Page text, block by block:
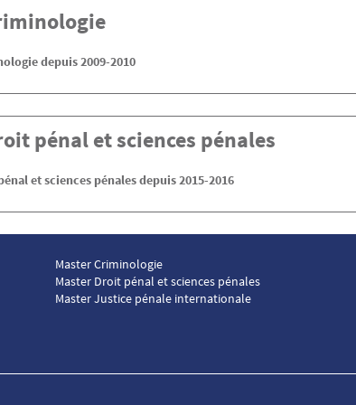
depuis 2009-2010
pénal et sciences pénales
et sciences pénales depuis 2015-2016
Menu footer ICP 2
Master Criminologie
Master Droit pénal et sciences pénales
Master Justice pénale internationale